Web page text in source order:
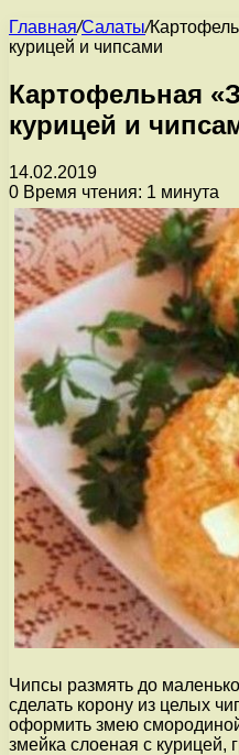
Главная/Салаты/
курицей и чипсами
Картофельная
курицей и
14.02.2019
0 Время чтения: 1 минута
Чипсы размять до
сделать корону из целых
оформить змею
змейка слоеная с курицей,